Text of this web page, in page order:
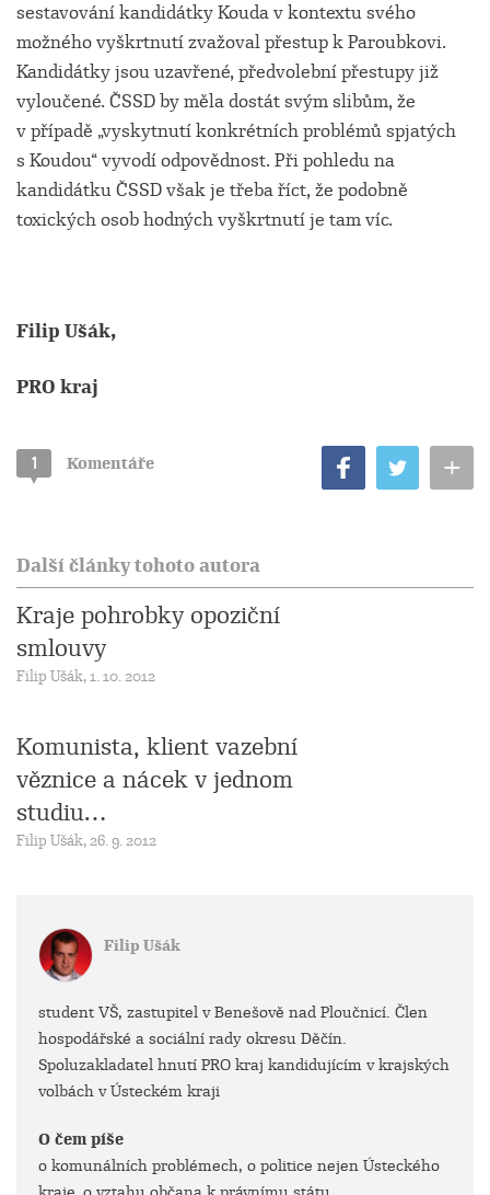
sestavování kandidátky Kouda v kontextu svého
možného vyškrtnutí zvažoval přestup k Paroubkovi.
Kandidátky jsou uzavřené, předvolební přestupy již
vyloučené. ČSSD by měla dostát svým slibům, že
v případě „vyskytnutí konkrétních problémů spjatých
s Koudou“ vyvodí odpovědnost. Při pohledu na
kandidátku ČSSD však je třeba říct, že podobně
toxických osob hodných vyškrtnutí je tam víc.
Filip Ušák,
PRO kraj
1 Komentáře +
Další články tohoto autora
Kraje pohrobky opoziční
smlouvy
Filip Ušák, 1. 10. 2012
Komunista, klient vazební
věznice a nácek v jednom
studiu…
Filip Ušák, 26. 9. 2012
Filip Ušák
student VŠ, zastupitel v Benešově nad Ploučnicí. Člen
hospodářské a sociální rady okresu Děčín.
Spoluzakladatel hnutí PRO kraj kandidujícím v krajských
volbách v Ústeckém kraji
O čem píše
o komunálních problémech, o politice nejen Ústeckého